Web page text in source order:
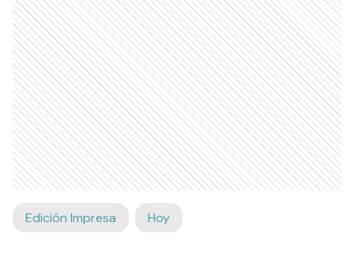
Edición Impresa Hoy